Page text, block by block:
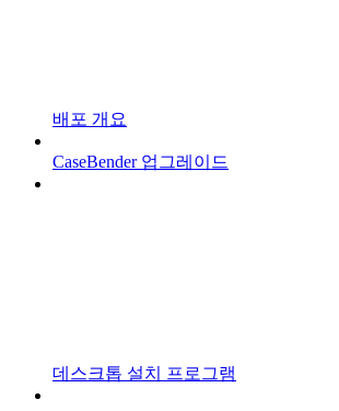
배포 개요
CaseBender 업그레이드
데스크톱 설치 프로그램